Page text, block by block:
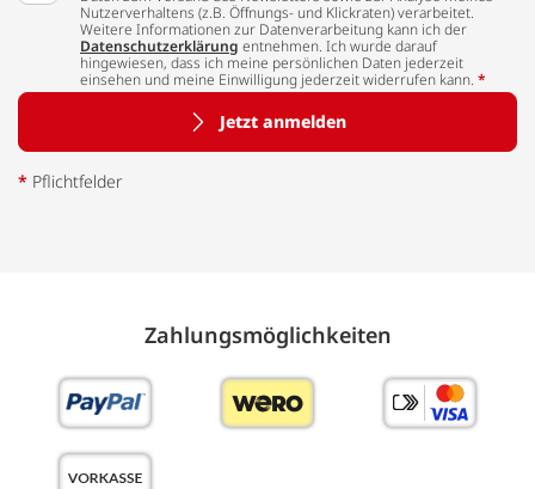
Nutzerverhaltens (z.B. Öffnungs- und Klickraten) verarbeitet.
Weitere Informationen zur Datenverarbeitung kann ich der
Datenschutzerklärung entnehmen. Ich wurde darauf
hingewiesen, dass ich meine persönlichen Daten jederzeit
einsehen und meine Einwilligung jederzeit widerrufen kann. *
Jetzt anmelden
* Pflichtfelder
Zahlungs­möglich­keiten